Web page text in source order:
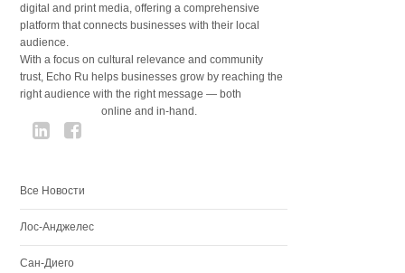
digital and print media, offering a comprehensive
platform that connects businesses with their local
audience.
With a focus on cultural relevance and community
trust, Echo Ru helps businesses grow by reaching the
right audience with the right message — both
online and in-hand.
Все Новости
Лос-Анджелес
Сан-Диего